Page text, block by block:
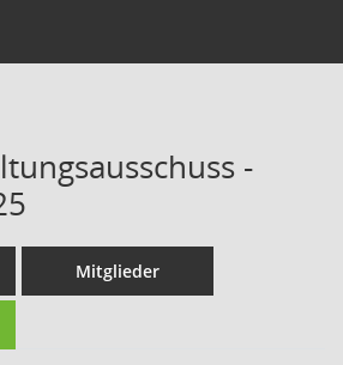
-
Mitglieder